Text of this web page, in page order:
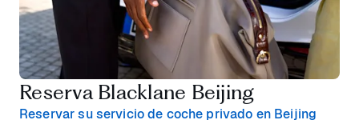
Reserva Blacklane Beijing
Reservar su servicio de coche privado en Beijing